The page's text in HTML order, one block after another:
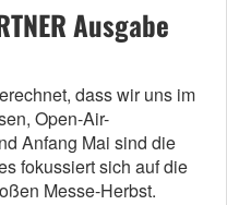
Ausgabe
dass wir uns im
Open-Air-
Anfang Mai sind die
fokussiert sich auf die
Messe-Herbst.